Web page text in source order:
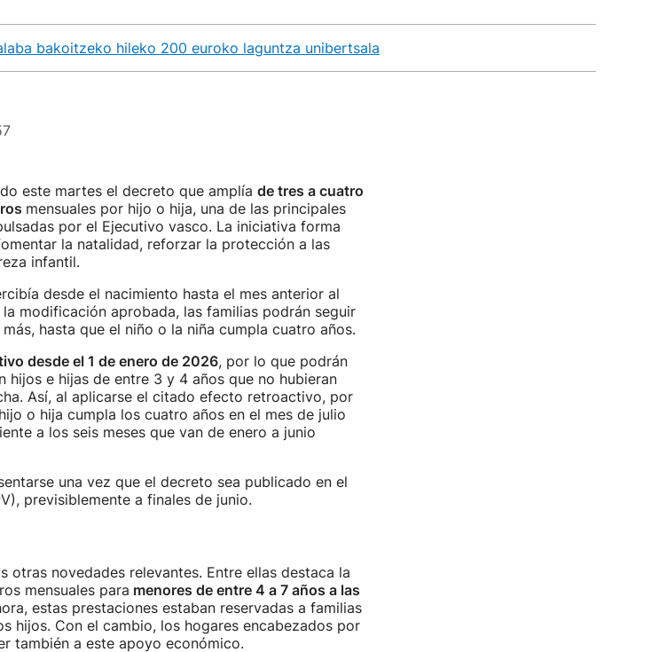
bakoitzeko hileko 200 euroko laguntza unibertsala
este martes el decreto que amplía de tres a cuatro
mensuales por hijo o hija, una de las principales
por el Ejecutivo vasco. La iniciativa forma
la natalidad, reforzar la protección a las
infantil.
desde el nacimiento hasta el mes anterior al
modificación aprobada, las familias podrán seguir
hasta que el niño o la niña cumpla cuatro años.
desde el 1 de enero de 2026, por lo que podrán
hijos e hijas de entre 3 y 4 años que no hubieran
Así, al aplicarse el citado efecto retroactivo, por
o hija cumpla los cuatro años en el mes de julio
a los seis meses que van de enero a junio
una vez que el decreto sea publicado en el
previsiblemente a finales de junio.
otras novedades relevantes. Entre ellas destaca la
mensuales para menores de entre 4 a 7 años a las
estas prestaciones estaban reservadas a familias
hijos. Con el cambio, los hogares encabezados por
también a este apoyo económico.